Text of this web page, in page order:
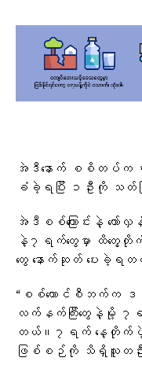
အဲဒီနောက် စစိတပ်က ရွာတေ
ခံခဲ့ရပြီး ၁ဦးကို သ
အဲဒီစစ်ကြောင်းနဲ့ တ
နဲ့၇ရက်တွေမှာ ထိတွေ့တို
တွေ နောက်ဆုတ် ပေးခဲ့
“စစ်ကောင်စီဘက်က ဒရု
လက်နက်ကြီးတွေနဲ့မို့ ၇
တယ်။၇ရက် နေ့တိုက်ပွဲက
ဖြစ်စဉ်ကို သိရှိသူတဦး